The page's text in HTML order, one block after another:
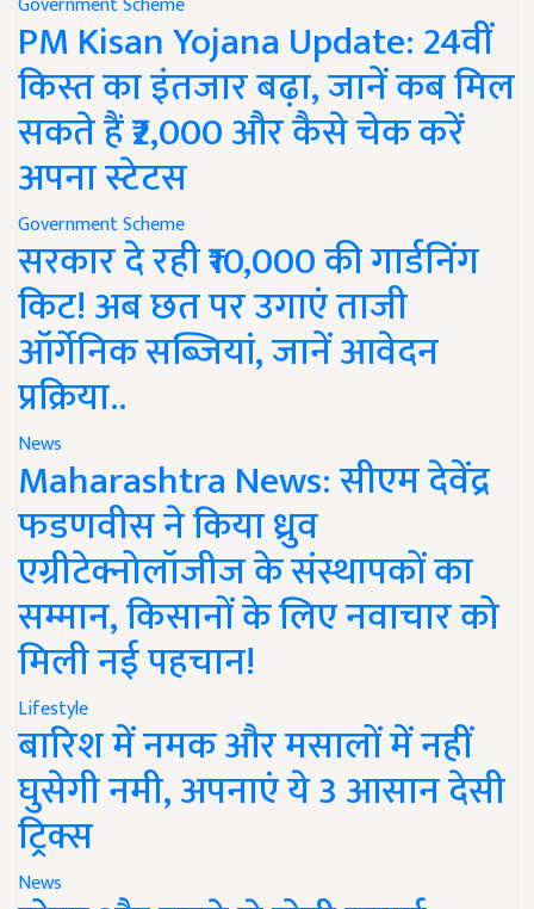
PM Kisan Yojana Update: 24वीं
किस्त का इंतजार बढ़ा, जानें कब मिल
सकते हैं ₹2,000 और कैसे चेक करें
अपना स्टेटस
Government Scheme
सरकार दे रही ₹10,000 की गार्डनिंग
किट! अब छत पर उगाएं ताजी
ऑर्गेनिक सब्जियां, जानें आवेदन
प्रक्रिया..
News
Maharashtra News: सीएम देवेंद्र
फडणवीस ने किया ध्रुव
एग्रीटेक्नोलॉजीज के संस्थापकों का
सम्मान, किसानों के लिए नवाचार को
मिली नई पहचान!
Lifestyle
बारिश में नमक और मसालों में नहीं
घुसेगी नमी, अपनाएं ये 3 आसान देसी
ट्रिक्स
News